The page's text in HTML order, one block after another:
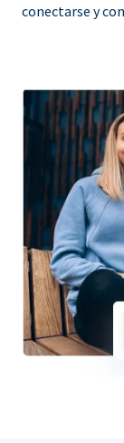
conectarse y